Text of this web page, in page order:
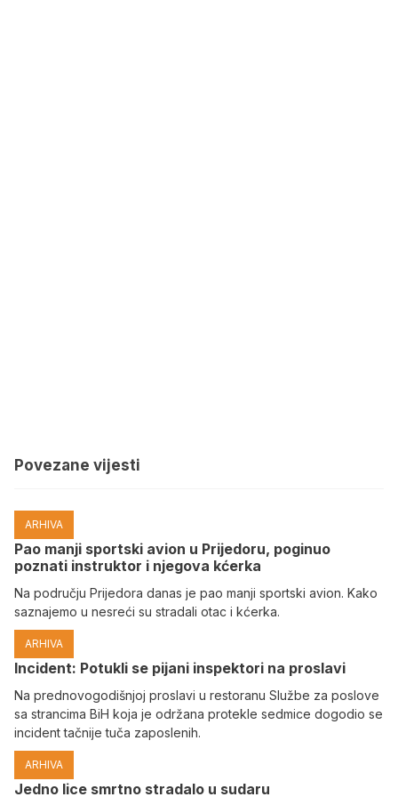
Povezane vijesti
ARHIVA
Pao manji sportski avion u Prijedoru, poginuo
poznati instruktor i njegova kćerka
Na području Prijedora danas je pao manji sportski avion. Kako
saznajemo u nesreći su stradali otac i kćerka.
ARHIVA
Incident: Potukli se pijani inspektori na proslavi
Na prednovogodišnjoj proslavi u restoranu Službe za poslove
sa strancima BiH koja je održana protekle sedmice dogodio se
incident tačnije tuča zaposlenih.
ARHIVA
Јedno lice smrtno stradalo u sudaru